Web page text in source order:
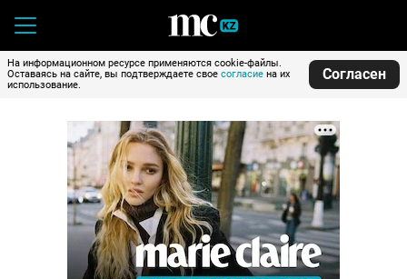
На информационном ресурсе применяются cookie-файлы.
Оставаясь на сайте, вы подтверждаете свое согласие на их
использование.
Согласен